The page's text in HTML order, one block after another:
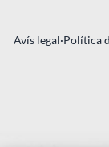
Avís legal·Política